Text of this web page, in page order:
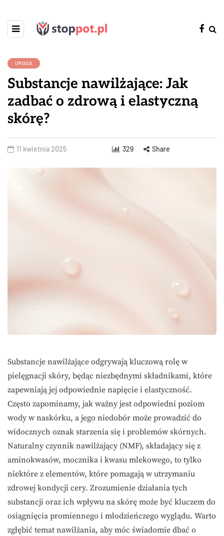
URODA
Substancje nawilżające: Jak
zadbać o zdrową i elastyczną
skórę?
11 kwietnia 2025 329 Share
Substancje nawilżające odgrywają kluczową rolę w
pielęgnacji skóry, będąc niezbędnymi składnikami, które
zapewniają jej odpowiednie napięcie i elastyczność.
Często zapominamy, jak ważny jest odpowiedni poziom
wody w naskórku, a jego niedobór może prowadzić do
widocznych oznak starzenia się i problemów skórnych.
Naturalny czynnik nawilżający (NMF), składający się z
aminokwasów, mocznika i kwasu mlekowego, to tylko
niektóre z elementów, które pomagają w utrzymaniu
zdrowej kondycji cery. Zrozumienie działania tych
substancji oraz ich wpływu na skórę może być kluczem do
osiągnięcia promiennego i młodzieńczego wyglądu. Warto
zgłębić temat nawilżania, aby móc świadomie dbać o